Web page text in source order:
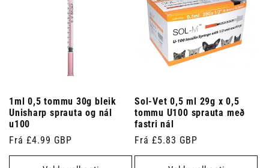
1ml 0,5 tommu 30g bleik
Unisharp sprauta og nál
u100
Venjulegt
verð
Frá £4.99 GBP
Sol-Vet 0,5 ml 29g x 0,5
tommu U100 sprauta með
fastri nál
Venjulegt
verð
Frá £5.83 GBP